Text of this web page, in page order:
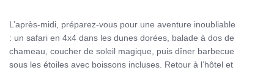
L’après-midi, préparez-vous pour une aventure inoubliable
: un safari en 4x4 dans les dunes dorées, balade à dos de
chameau, coucher de soleil magique, puis dîner barbecue
sous les étoiles avec boissons incluses. Retour à l’hôtel et